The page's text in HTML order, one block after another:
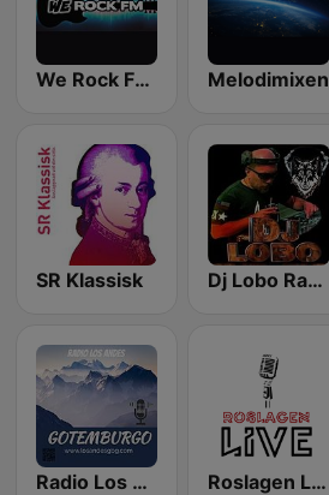
We Rock FM Sweden Melodimixen
SR Klassisk Dj Lobo Radio
Radio Los Andes Gotemburgo Roslagen Live Country